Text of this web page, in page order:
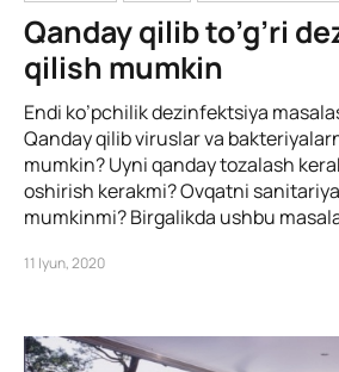
Qanday qilib to’g’ri
qilish mumkin
Endi ko’pchilik dezinfektsiya
Qanday qilib viruslar va
mumkin? Uyni qanday tozalash
oshirish kerakmi? Ovqatni
mumkinmi? Birgalikda ushbu
11 Iyun, 2020